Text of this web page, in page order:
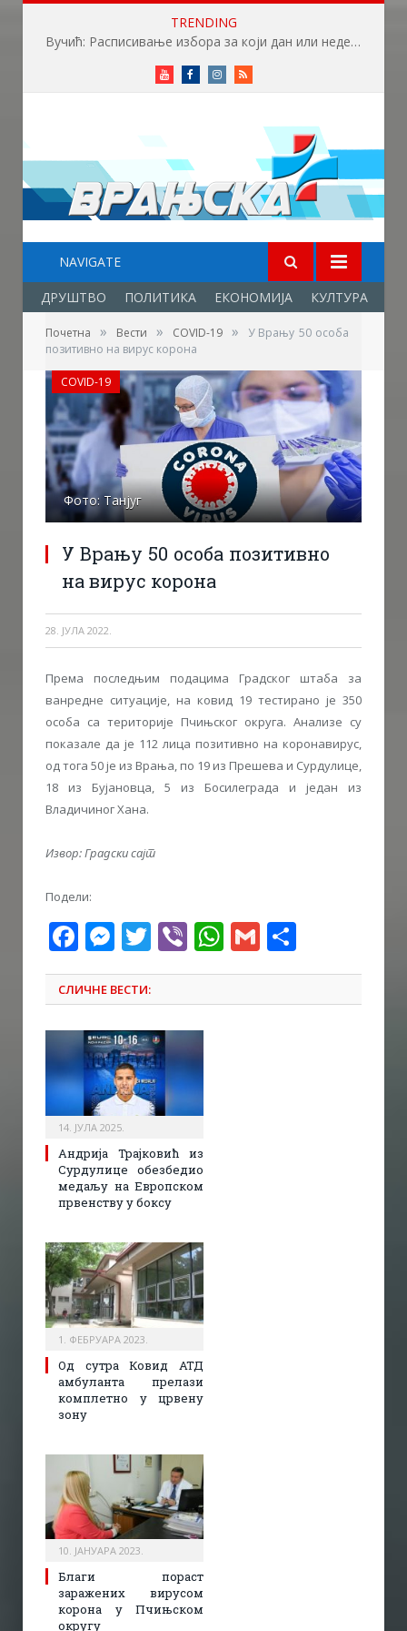
TRENDING
Вучић: Расписивање избора за који дан или недељу
YoutubeFacebookInstagram
RSS
NAVIGATE
ДРУШТВО ПОЛИТИКА ЕКОНОМИЈА КУЛТУРА
Почетна » Вести » COVID-19 »
У Врању 50 особа
позитивно на вирус корона
Фото: Танјуг
У Врању 50 особа позитивно
на вирус корона
28. ЈУЛА 2022.
COVID-19
Према последњим подацима Градског штаба за
ванредне ситуације, на ковид 19 тестирано је 350
особа са територије Пчињског округа. Анализе су
показале да је 112 лица позитивно на коронавирус,
од тога 50 је из Врања, по 19 из Прешева и Сурдулице,
18 из Бујановца, 5 из Босилеграда и један из
Владичиног Хана.
Извор: Градски сајт
Подели:
Facebook
Messenger
Twitter
ViberWhatsApp
Gmail
СЛИЧНЕ ВЕСТИ:
14. ЈУЛА 2025.
Андрија Трајковић из
Сурдулице обезбедио
медаљу на Европском
првенству у боксу
1. ФЕБРУАРА 2023.
Од сутра Ковид АТД
амбуланта прелази
комплетно у црвену
зону
10. ЈАНУАРА 2023.
Благи пораст
заражених вирусом
корона у Пчињском
округу